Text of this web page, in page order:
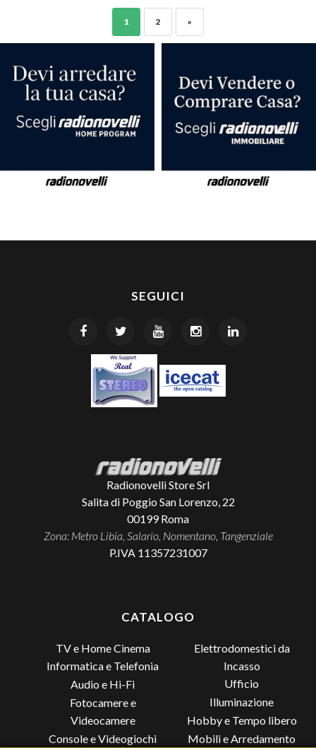
1 2 »
SEGUICI
Radionovelli Store Srl
Salita di Poggio San Lorenzo, 22
00199 Roma
Zona: Metro Libia, Salario, Nomentano, Tangenziale
P.IVA 11357231007
CATALOGO
TV e Home Cinema
Informatica e Telefonia
Audio e Hi-Fi
Fotocamere e
Videocamere
Console e Videogiochi
Elettrodomestici da
Incasso
Ufficio
Illuminazione
Hobby e Tempo libero
Mobili e Arredamento